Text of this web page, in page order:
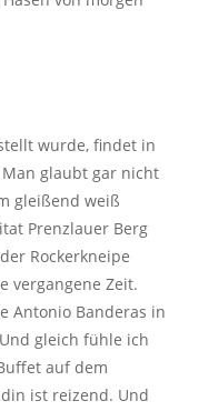
wurde, findet in
glaubt gar nicht
gleißend weiß
Prenzlauer Berg
Rockerkneipe
vergangene Zeit.
Antonio Banderas in
gleich fühle ich
auf dem
ist reizend. Und